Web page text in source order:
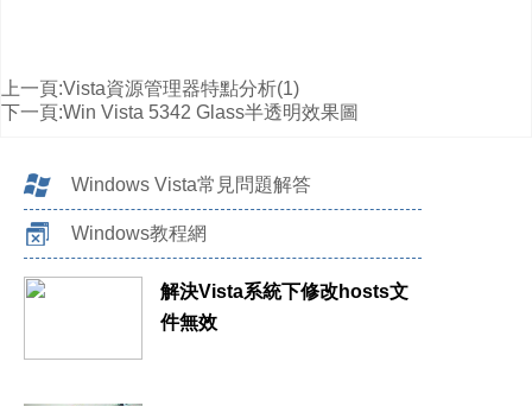
上一頁:Vista資源管理器特點分析(1)
下一頁:Win Vista 5342 Glass半透明效果圖
Windows Vista常見問題解答
Windows教程網
解決Vista系統下修改hosts文
件無效